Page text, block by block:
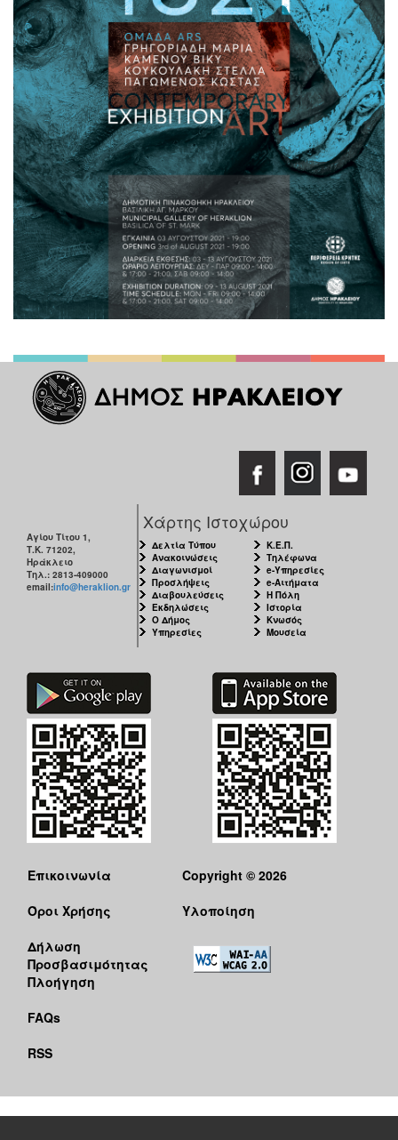
Αγίου Τίτου 1,
Τ.Κ. 71202,
Ηράκλειο
Τηλ.: 2813-409000
email:info@heraklion.gr
Χάρτης Ιστοχώρου
Δελτία Τύπου
Ανακοινώσεις
Διαγωνισμοί
Προσλήψεις
Διαβουλεύσεις
Εκδηλώσεις
Ο Δήμος
Υπηρεσίες
Κ.Ε.Π.
Τηλέφωνα
e-Υπηρεσίες
e-Αιτήματα
Η Πόλη
Ιστορία
Κνωσός
Μουσεία
Επικοινωνία
Όροι Χρήσης
Δήλωση
Προσβασιμότητας
Πλοήγηση
FAQs
RSS
Copyright © 2026
Υλοποίηση